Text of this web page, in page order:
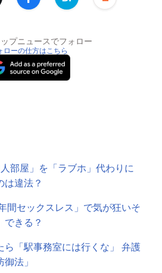
プニュースでフォロー
ローの仕方はこちら
部屋」を「ラブホ」代わりに
違法？
間セックスレス」で気が狂いそ
きる？
ら「駅事務室には行くな」 弁護
法」